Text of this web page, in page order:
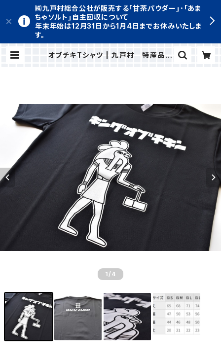
㈱九戸村総合公社が販売する｢甘茶パウダー｣･｢あま
ちゃソルト｣自主回収について
年末年始は12月31日から1月4日までお休みいたしま
す。
オブチキTシャツ | 九戸村 特産品通
1 /4